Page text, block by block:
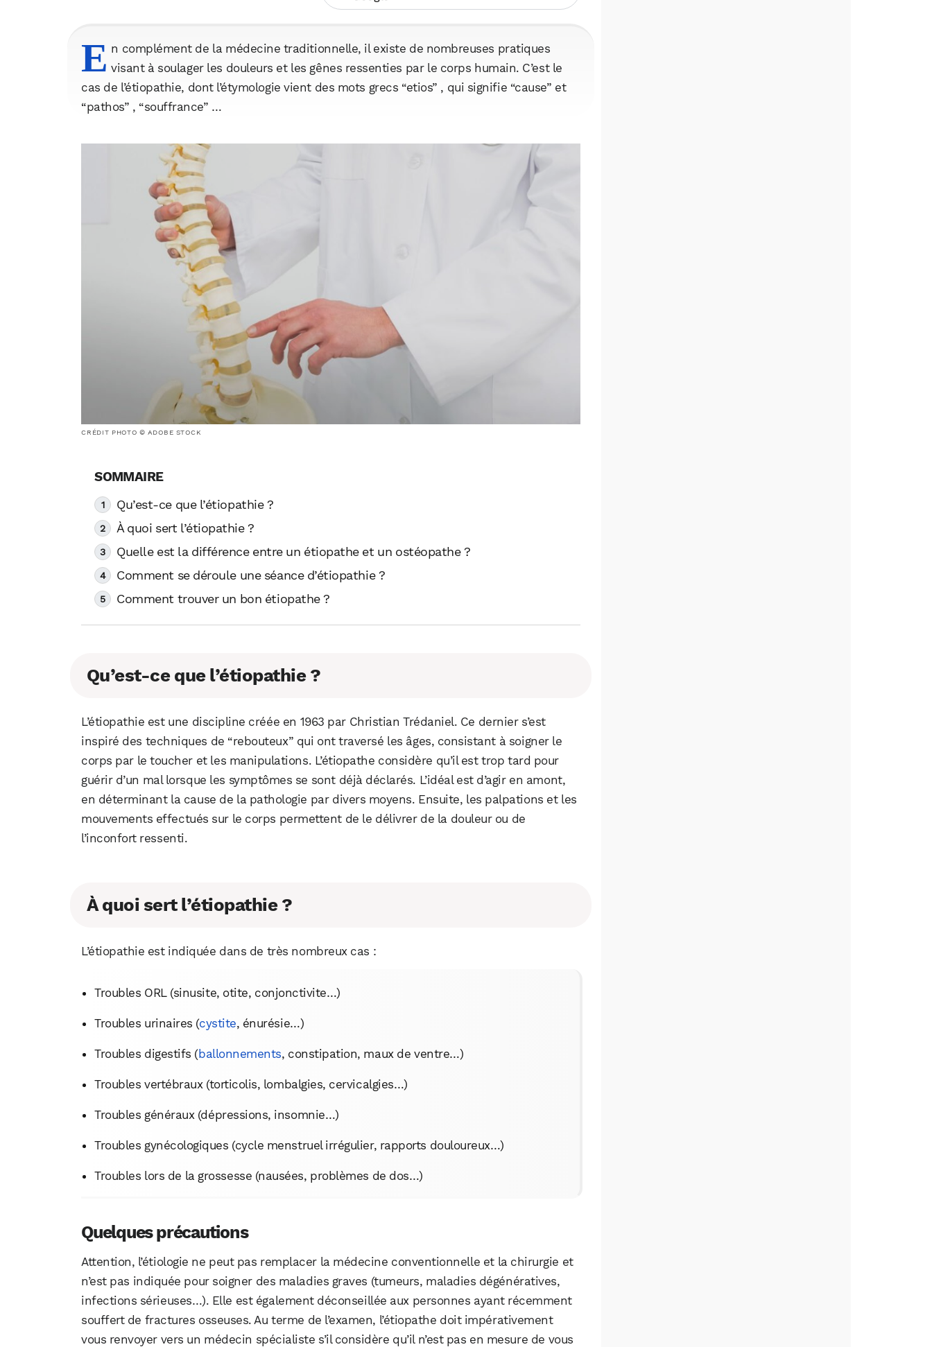
E n complément de la médecine traditionnelle, il existe de nombreuses pratiques
visant à soulager les douleurs et les gênes ressenties par le corps humain. C’est le
cas de l’étiopathie, dont l’étymologie vient des mots grecs “etios” , qui signifie “cause” et
“pathos” , “souffrance” …
CRÉDIT PHOTO © ADOBE STOCK
Qu’est-ce que l’étiopathie ?
À quoi sert l’étiopathie ?
Quelle est la différence entre un étiopathe et un ostéopathe ?
Comment se déroule une séance d’étiopathie ?
Comment trouver un bon étiopathe ?
Qu’est-ce que l’étiopathie ?
L’étiopathie est une discipline créée en 1963 par Christian Trédaniel. Ce dernier s’est
inspiré des techniques de “rebouteux” qui ont traversé les âges, consistant à soigner le
corps par le toucher et les manipulations. L’étiopathe considère qu’il est trop tard pour
guérir d’un mal lorsque les symptômes se sont déjà déclarés. L’idéal est d’agir en amont,
en déterminant la cause de la pathologie par divers moyens. Ensuite, les palpations et les
mouvements effectués sur le corps permettent de le délivrer de la douleur ou de
l’inconfort ressenti.
À quoi sert l’étiopathie ?
L’étiopathie est indiquée dans de très nombreux cas :
Troubles ORL (sinusite, otite, conjonctivite…)
Troubles urinaires (cystite, énurésie…)
Troubles digestifs (ballonnements, constipation, maux de ventre…)
Troubles vertébraux (torticolis, lombalgies, cervicalgies…)
Troubles généraux (dépressions, insomnie…)
Troubles gynécologiques (cycle menstruel irrégulier, rapports douloureux…)
Troubles lors de la grossesse (nausées, problèmes de dos…)
Quelques précautions
Attention, l’étiologie ne peut pas remplacer la médecine conventionnelle et la chirurgie et
n’est pas indiquée pour soigner des maladies graves (tumeurs, maladies dégénératives,
infections sérieuses…). Elle est également déconseillée aux personnes ayant récemment
souffert de fractures osseuses. Au terme de l’examen, l’étiopathe doit impérativement
vous renvoyer vers un médecin spécialiste s’il considère qu’il n’est pas en mesure de vous